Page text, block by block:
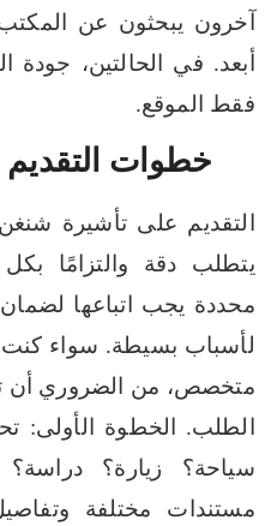
آخرون يبحثون عن
أبعد. في الحالتين،
فقط الموقع.
خطوات
التقديم على تأشيرة
يتطلب دقة والتزامًا
محددة يجب اتباعها
لأسباب بسيطة. سواء
متخصص، من الضروري أن
الطلب.
الخطوة الأولى:
سياحة؟ زيارة؟
مستندات مختلفة